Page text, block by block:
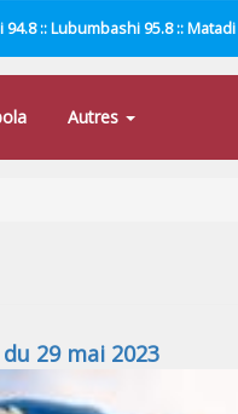
:: Lubumbashi 95.8 ::
Autres
29 mai 2023